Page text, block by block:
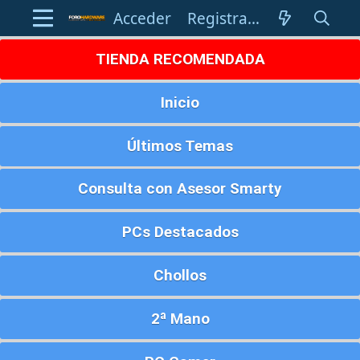
Acceder Registrarse
TIENDA RECOMENDADA
Inicio
Últimos Temas
Consulta con Asesor Smarty
PCs Destacados
Chollos
2ª Mano